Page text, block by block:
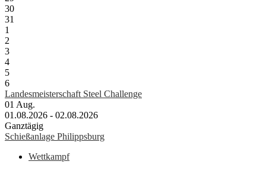
30
31
1
2
3
4
5
6
Landesmeisterschaft Steel Challenge
01 Aug.
01.08.2026 - 02.08.2026
Ganztägig
Schießanlage Philippsburg
Wettkampf